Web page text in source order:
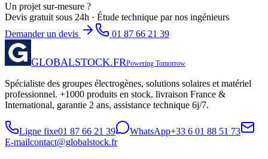
Un projet sur-mesure ?
Devis gratuit sous 24h · Étude technique par nos ingénieurs
Demander un devis
01 87 66 21 39
GLOBALSTOCK.FRPowering Tomorrow
Spécialiste des groupes électrogènes, solutions solaires et matériel
professionnel. +1000 produits en stock, livraison France &
International, garantie 2 ans, assistance technique 6j/7.
Ligne fixe01 87 66 21 39 WhatsApp+33 6 01 88 51 73
E-mailcontact@globalstock.fr